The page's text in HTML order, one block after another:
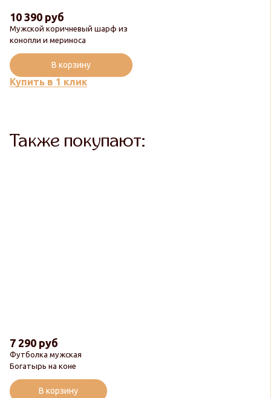
Новинка
Популярный
Мужской коричневый шарф из
конопли и мериноса
10 390 руб
Купить в 1 клик
В корзину
Также покупают:
Футболка мужская
Богатырь на коне
7 290 руб
В корзину